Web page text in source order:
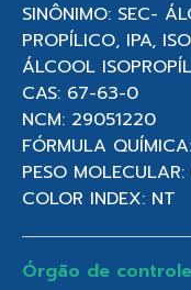
SINÔNIMO: SEC-
PROPÍLICO, IPA,
ÁLCOOL
CAS: 67-63-0
NCM: 29051220
FÓRMULA
PESO
COLOR INDEX: NT
Órgão de